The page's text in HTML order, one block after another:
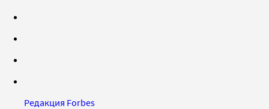
Редакция Forbes